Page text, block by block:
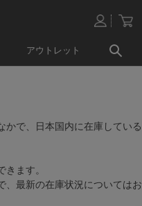
アウトレット
かで、日本国内に在庫している
ます。
、最新の在庫状況についてはお